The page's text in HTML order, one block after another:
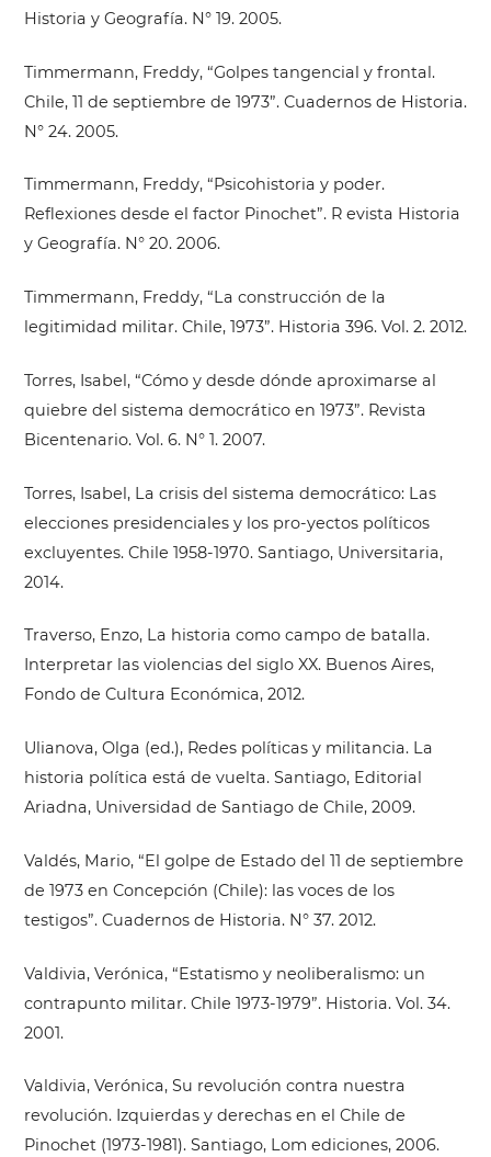
Historia y Geografía. N° 19. 2005.
Timmermann, Freddy, “Golpes tangencial y frontal.
Chile, 11 de septiembre de 1973”. Cuadernos de Historia.
N° 24. 2005.
Timmermann, Freddy, “Psicohistoria y poder.
Reflexiones desde el factor Pinochet”. R evista Historia
y Geografía. N° 20. 2006.
Timmermann, Freddy, “La construcción de la
legitimidad militar. Chile, 1973”. Historia 396. Vol. 2. 2012.
Torres, Isabel, “Cómo y desde dónde aproximarse al
quiebre del sistema democrático en 1973”. Revista
Bicentenario. Vol. 6. N° 1. 2007.
Torres, Isabel, La crisis del sistema democrático: Las
elecciones presidenciales y los pro-yectos políticos
excluyentes. Chile 1958-1970. Santiago, Universitaria,
2014.
Traverso, Enzo, La historia como campo de batalla.
Interpretar las violencias del siglo XX. Buenos Aires,
Fondo de Cultura Económica, 2012.
Ulianova, Olga (ed.), Redes políticas y militancia. La
historia política está de vuelta. Santiago, Editorial
Ariadna, Universidad de Santiago de Chile, 2009.
Valdés, Mario, “El golpe de Estado del 11 de septiembre
de 1973 en Concepción (Chile): las voces de los
testigos”. Cuadernos de Historia. N° 37. 2012.
Valdivia, Verónica, “Estatismo y neoliberalismo: un
contrapunto militar. Chile 1973-1979”. Historia. Vol. 34.
2001.
Valdivia, Verónica, Su revolución contra nuestra
revolución. Izquierdas y derechas en el Chile de
Pinochet (1973-1981). Santiago, Lom ediciones, 2006.